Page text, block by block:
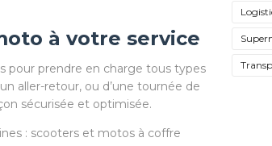
à votre service
pour prendre en charge tous types
aller-retour, ou d’une tournée de
sécurisée et optimisée.
: scooters et motos à coffre